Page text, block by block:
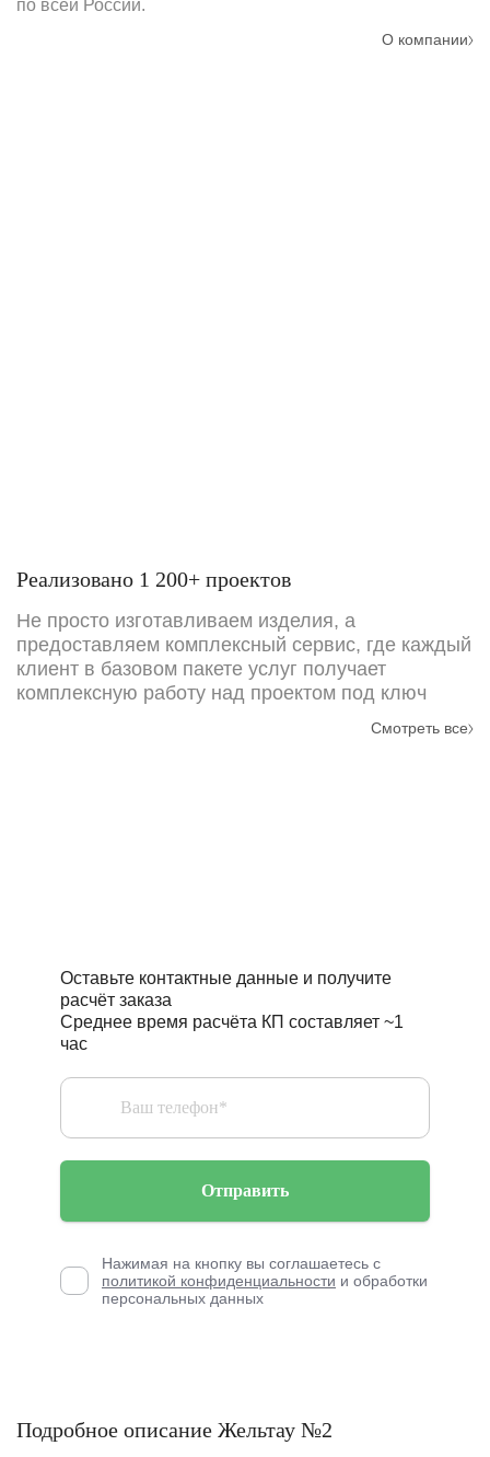
по всей России.
О компании
Реализовано 1 200+ проектов
Не просто изготавливаем изделия, а
предоставляем комплексный сервис, где каждый
клиент в базовом пакете услуг получает
комплексную работу над проектом под ключ
Смотреть все
Оставьте контактные данные и получите
расчёт заказа
Среднее время расчёта КП составляет ~1
час
Отправить
Нажимая на кнопку вы соглашаетесь с
политикой конфиденциальности и обработки
персональных данных
Подробное описание Жельтау №2